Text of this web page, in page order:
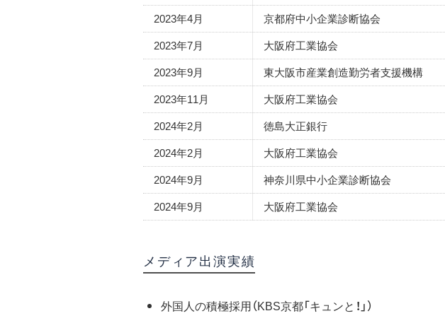
2023年4月
京都府中小企業診断協会
2023年7月
大阪府工業協会
2023年9月
東大阪市産業創造勤労者支援機構
2023年11月
大阪府工業協会
2024年2月
徳島大正銀行
2024年2月
大阪府工業協会
2024年9月
神奈川県中小企業診断協会
2024年9月
大阪府工業協会
メディア出演実績
外国人の積極採用（KBS京都「キュンと！」）